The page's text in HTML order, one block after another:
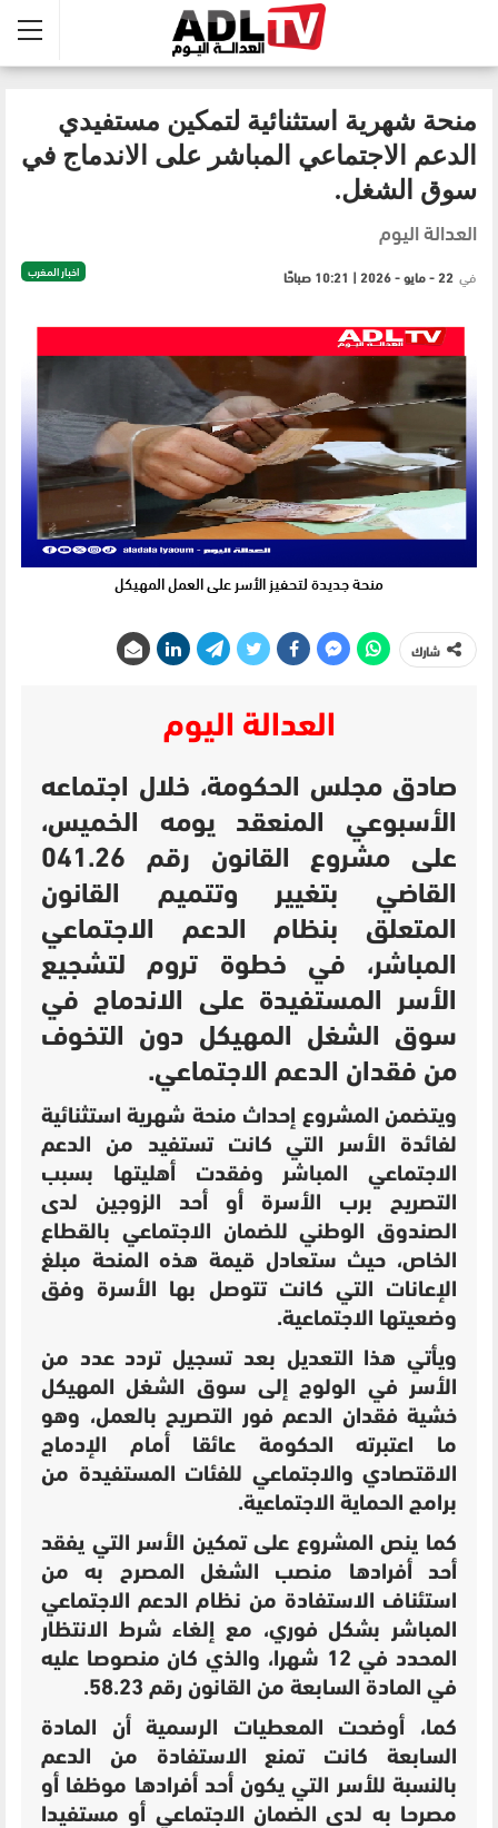
منحة شهرية استثنائية لتمكين مستفيدي
الدعم الاجتماعي المباشر على الاندماج في
سوق الشغل.
العدالة اليوم
اخبار المغرب في 22 - مايو - 2026 | 10:21 صباحًا
منحة جديدة لتحفيز الأسر على العمل المهيكل
شارك
العدالة اليوم
صادق مجلس الحكومة، خلال اجتماعه
الأسبوعي المنعقد يومه الخميس،
على مشروع القانون رقم 041.26
القاضي بتغيير وتتميم القانون
المتعلق بنظام الدعم الاجتماعي
المباشر، في خطوة تروم لتشجيع
الأسر المستفيدة على الاندماج في
سوق الشغل المهيكل دون التخوف
من فقدان الدعم الاجتماعي.
ويتضمن المشروع إحداث منحة شهرية استثنائية
لفائدة الأسر التي كانت تستفيد من الدعم
الاجتماعي المباشر وفقدت أهليتها بسبب
التصريح برب الأسرة أو أحد الزوجين لدى
الصندوق الوطني للضمان الاجتماعي بالقطاع
الخاص، حيث ستعادل قيمة هذه المنحة مبلغ
الإعانات التي كانت تتوصل بها الأسرة وفق
وضعيتها الاجتماعية.
ويأتي هذا التعديل بعد تسجيل تردد عدد من
الأسر في الولوج إلى سوق الشغل المهيكل
خشية فقدان الدعم فور التصريح بالعمل، وهو
ما اعتبرته الحكومة عائقا أمام الإدماج
الاقتصادي والاجتماعي للفئات المستفيدة من
برامج الحماية الاجتماعية.
كما ينص المشروع على تمكين الأسر التي يفقد
أحد أفرادها منصب الشغل المصرح به من
استئناف الاستفادة من نظام الدعم الاجتماعي
المباشر بشكل فوري، مع إلغاء شرط الانتظار
المحدد في 12 شهرا، والذي كان منصوصا عليه
في المادة السابعة من القانون رقم 58.23.
كما، أوضحت المعطيات الرسمية أن المادة
السابعة كانت تمنع الاستفادة من الدعم
بالنسبة للأسر التي يكون أحد أفرادها موظفا أو
مصرحا به لدى الضمان الاجتماعي أو مستفيدا